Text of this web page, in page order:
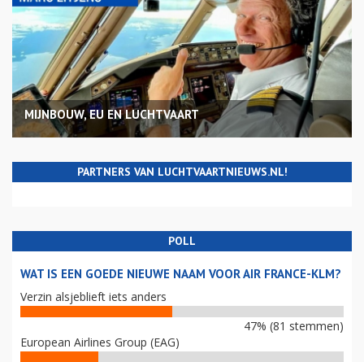
MIJNBOUW, EU EN LUCHTVAART
PARTNERS VAN LUCHTVAARTNIEUWS.NL!
POLL
WAT IS EEN GOEDE NIEUWE NAAM VOOR AIR FRANCE-KLM?
Verzin alsjeblieft iets anders
47% (81 stemmen)
European Airlines Group (EAG)